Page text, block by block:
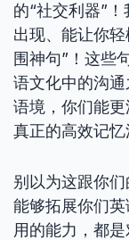
的“社交利器”
出现、能让你
围神句”！这些
语文化中的沟
语境，你们能
真正的高效记忆
别以为这跟你
能够拓展你们
用的能力，都